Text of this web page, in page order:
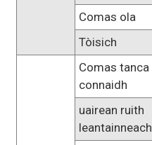
Comas ola
Tòisich
Comas tanca
connaidh
uairean ruith
leantainneach